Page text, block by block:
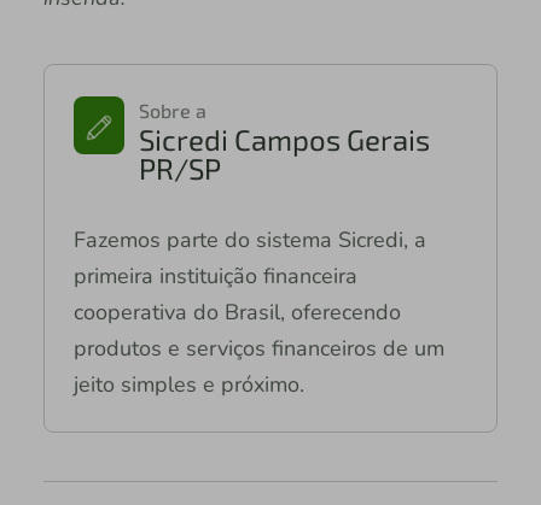
Sobre a
Sicredi Campos Gerais
PR/SP
Fazemos parte do sistema Sicredi, a
primeira instituição financeira
cooperativa do Brasil, oferecendo
produtos e serviços financeiros de um
jeito simples e próximo.